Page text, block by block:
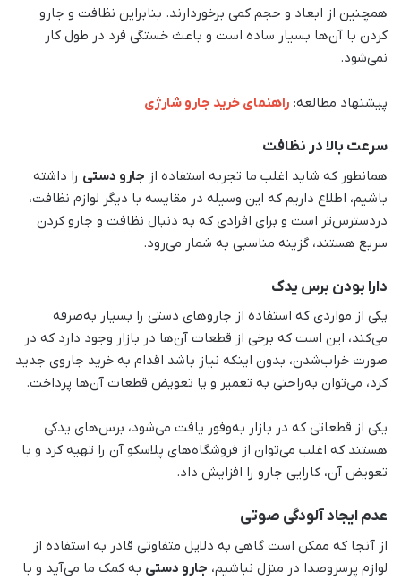
همچنین از ابعاد و حجم کمی برخوردارند. بنابراین نظافت و جارو
کردن با آن‌ها بسیار ساده است و باعث خستگی فرد در طول کار
نمی‌شود.
پیشنهاد مطالعه: راهنمای خرید جارو شارژی
سرعت بالا در نظافت
همانطور که شاید اغلب ما تجربه استفاده از جارو دستی را داشته
باشیم، اطلاع داریم که این وسیله در مقایسه با دیگر لوازم نظافت،
دردسترس‌تر است و برای افرادی که به دنبال نظافت و جارو کردن
سریع هستند، گزینه مناسبی به شمار می‌رود.
دارا بودن برس یدک
یکی از مواردی که استفاده از جاروهای دستی را بسیار به‌صرفه
می‌کند، این است که برخی از قطعات آن‌ها در بازار وجود دارد که در
صورت خراب‌شدن، بدون اینکه نیاز باشد اقدام به خرید جاروی جدید
کرد، می‎‌توان به‌راحتی به تعمیر و یا تعویض قطعات آن‌ها پرداخت.
یکی از قطعاتی که در بازار به‌وفور یافت می‌شود، برس‌های یدکی
هستند که اغلب می‌توان از فروشگاه‌های پلاسکو آن را تهیه کرد و با
تعویض آن، کارایی جارو را افزایش داد.
عدم ایجاد آلودگی صوتی
از آنجا که ممکن است گاهی به دلایل متفاوتی قادر به استفاده از
لوازم پرسروصدا در منزل نباشیم، جارو دستی به کمک ما می‌آید و با